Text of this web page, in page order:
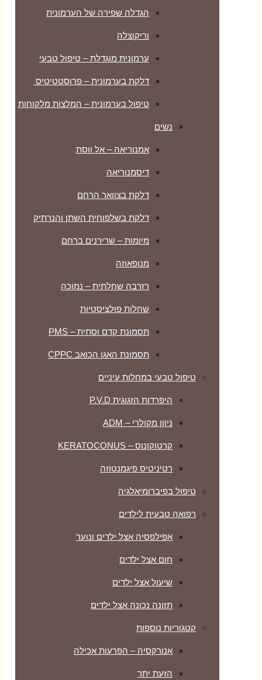
הגדלה שפירה של הערמונית
וריקוצלה
ערמונית מוגדלת – טיפול טבעי
דלקת בערמונית – פרוסטטיטיס
טיפול בערמונית – המלצות מלקוחות
נשים
אמנוריאה – אל ווסת
דיסמנוריאה
דלקת בצוואר הרחם
דלקת בשלפוחית השתן והנרתיק
מיומות – שרירנים ברחם
מנופאוזה
רזרבה שחלתית – נמוכה
שחלות פולציסטיות
תסמונת קדם וסתית – PMS
תסמונת האגן הכואב CPPC
טיפול טבעי במחלות עיניים
היפרדות הזגוגית P.V.D
ניוון מקולרי – ADM
קרטוקונוס – KERATOCONUS
רטיניטיס פיגמנטוזה
טיפול בפיברומיאלגיה
רפואה טבעית לילדים
אפילפסיה אצל ילדים ונוער
חום אצל ילדים
שיעול אצל ילדים
תזונה נכונה אצל ילדים
קטגוריות נוספות
אנורקסיה – הפרעות אכילה
הזעת יתר